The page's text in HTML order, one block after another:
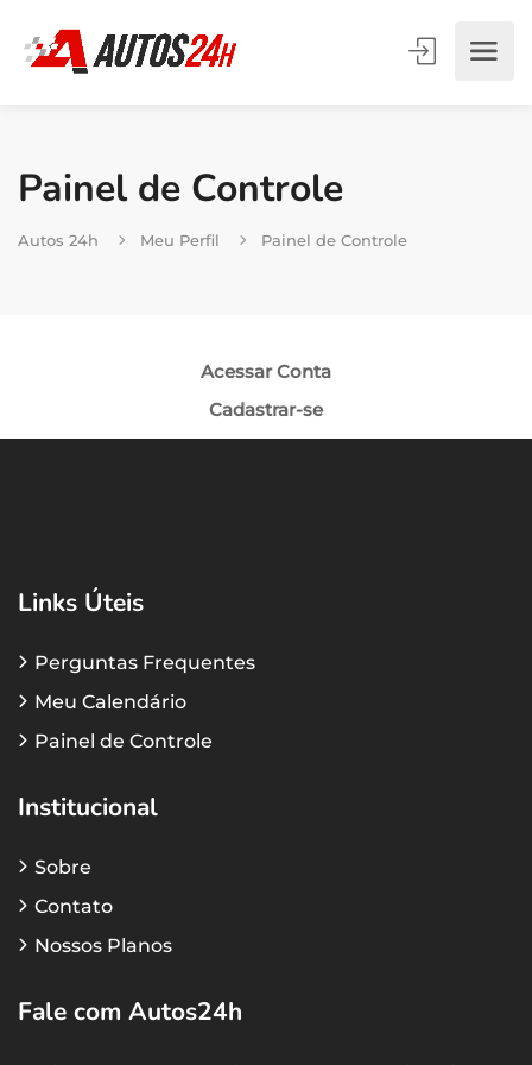
Painel de Controle
Autos 24h Meu Perfil Painel de Controle
Acessar Conta
Cadastrar-se
Links Úteis
Perguntas Frequentes
Meu Calendário
Painel de Controle
Institucional
Sobre
Contato
Nossos Planos
Fale com Autos24h